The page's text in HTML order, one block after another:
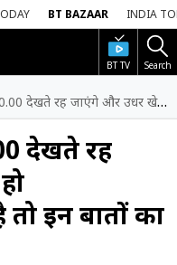
BT BAZAAR INDIA
BT TV Search
उधर खेला हो जाएगा...अगर बचना है तो इन बातों का जरूर रखें ध्यान
देखते रह
इन बातों का